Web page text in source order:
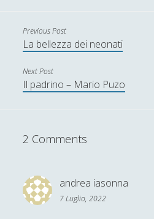
Gaetano Barbella
Giada Salvati
Giovanni Ingrosso
Giuseppe Ragunì
Previous Post
La bellezza dei neonati
Next Post
Il padrino – Mario Puzo
2 Comments
andrea iasonna
7 Luglio, 2022